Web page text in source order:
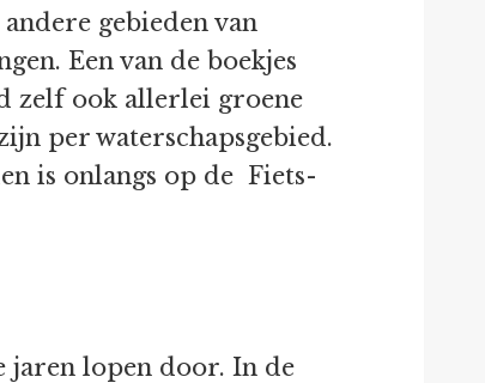
gebieden van
Een van de boekjes
zelf ook allerlei groene
per waterschapsgebied.
is onlangs op de Fiets-
jaren lopen door. In de